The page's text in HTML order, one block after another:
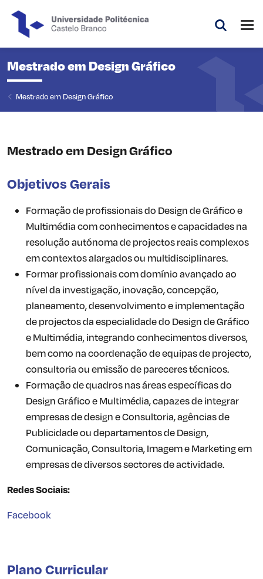
Mestrado em Design Gráfico
Mestrado em Design Gráfico
Mestrado em Design Gráfico
Objetivos Gerais
Formação de profissionais do Design de Gráfico e
Multimédia com conhecimentos e capacidades na
resolução autónoma de projectos reais complexos
em contextos alargados ou multidisciplinares.
Formar profissionais com domínio avançado ao
nível da investigação, inovação, concepção,
planeamento, desenvolvimento e implementação
de projectos da especialidade do Design de Gráfico
e Multimédia, integrando conhecimentos diversos,
bem como na coordenação de equipas de projecto,
consultoria ou emissão de pareceres técnicos.
Formação de quadros nas áreas específicas do
Design Gráfico e Multimédia, capazes de integrar
empresas de design e Consultoria, agências de
Publicidade ou departamentos de Design,
Comunicação, Consultoria, Imagem e Marketing em
empresas de diversos sectores de actividade.
Redes Sociais:
Facebook
Plano Curricular